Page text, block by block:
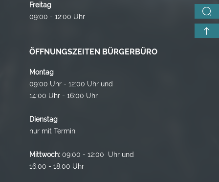
Freitag
09:00 - 12:00 Uhr
ÖFFNUNGSZEITEN BÜRGERBÜRO
Montag
09:00 Uhr - 12:00 Uhr und
14:00 Uhr - 16:00 Uhr
Dienstag
nur mit Termin
Mittwoch: 09:00 - 12:00 Uhr und
16.00 - 18.00 Uhr